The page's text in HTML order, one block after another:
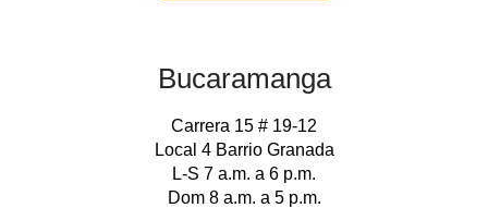
Bucaramanga
Carrera 15 # 19-12
Local 4 Barrio Granada
L-S 7 a.m. a 6 p.m.
Dom 8 a.m. a 5 p.m.